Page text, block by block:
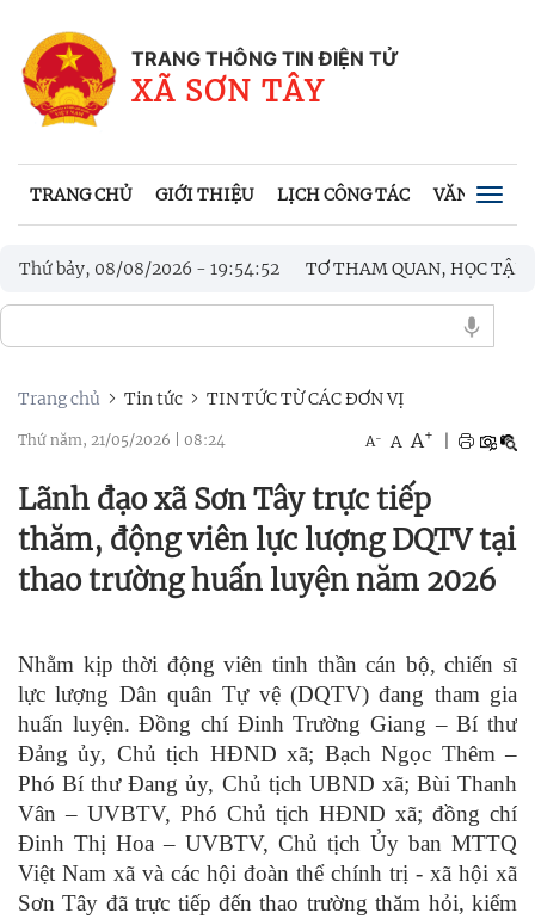
TRANG THÔNG TIN ĐIỆN TỬ
XÃ SƠN TÂY
TRANG CHỦ GIỚI THIỆU LỊCH CÔNG TÁC VĂN BẢN
Thứ bảy, 08/08/2026 - 19:54:54
CÔNG TÁC XÃ BA TƠ THAM QUAN, HỌC TẬP, TRAO ĐỔI
ANH HÙNG LIỆT SĨ
Trang chủ Tin tức TIN TỨC TỪ CÁC ĐƠN VỊ
Thứ năm, 21/05/2026 08:24 A- A A+
Lãnh đạo xã Sơn Tây trực tiếp
thăm, động viên lực lượng DQTV tại
thao trường huấn luyện năm 2026
Nhằm kịp thời động viên tinh thần cán bộ, chiến sĩ
lực lượng Dân quân Tự vệ (DQTV) đang tham gia
huấn luyện. Đồng chí Đinh Trường Giang – Bí thư
Đảng ủy, Chủ tịch HĐND xã; Bạch Ngọc Thêm –
Phó Bí thư Đang ủy, Chủ tịch UBND xã; Bùi Thanh
Vân – UVBTV, Phó Chủ tịch HĐND xã; đồng chí
Đinh Thị Hoa – UVBTV, Chủ tịch Ủy ban MTTQ
Việt Nam xã và các hội đoàn thể chính trị - xã hội xã
Sơn Tây đã trực tiếp đến thao trường thăm hỏi, kiểm